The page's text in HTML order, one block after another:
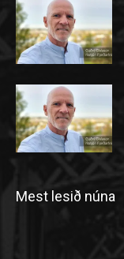
Mest lesið núna